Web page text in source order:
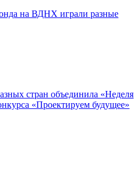
на ВДНХ играли разные
стран объединила «Неделя
«Проектируем будущее»